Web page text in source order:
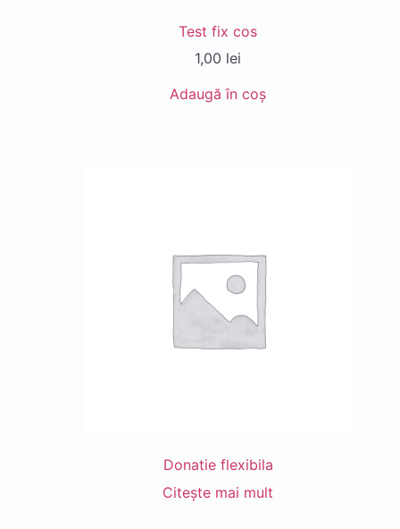
Test fix cos
1,00 lei
Adaugă în coș
Donatie flexibila
Citește mai mult